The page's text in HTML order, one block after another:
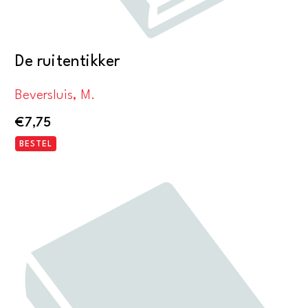
De ruitentikker
Beversluis, M.
€7,75
BESTEL